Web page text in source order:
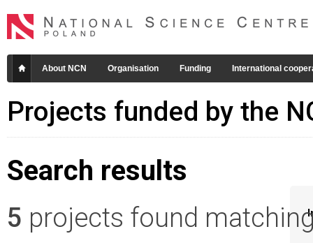
About NCN Organisation Funding International
Projects funded by the
Search results
5 projects found